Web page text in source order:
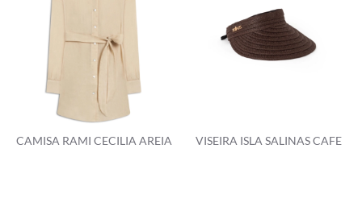
CAMISA RAMI CECILIA AREIA VISEIRA ISLA SALINAS CAFE